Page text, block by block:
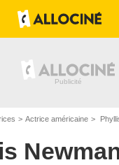
Actrice américaine